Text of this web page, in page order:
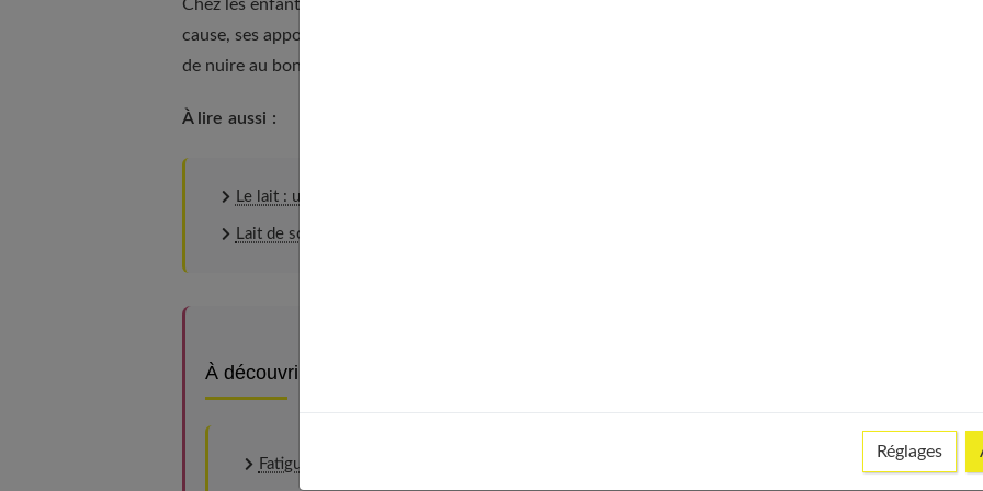
Chez les enfants, le lait d’amande
cause, ses apports sont moins importants. Cela peut entraîner des carences nutritionnelles susceptibles
de nuire au bon développement de l’enfant.
À lire aussi :
Le lait : un aliment essentiel de bienfaits
Lait de soja : un allié pendant la ménopause
À découvrir aussi
Fatigue, stress… Comment se revitaliser pendant les vacances ?
Réglages